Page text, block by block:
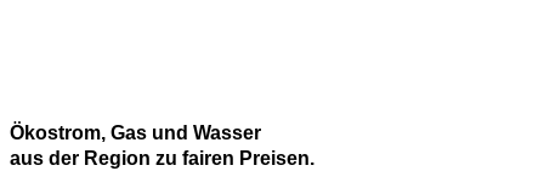
Ökostrom, Gas und Wasser
aus der Region zu fairen Preisen.